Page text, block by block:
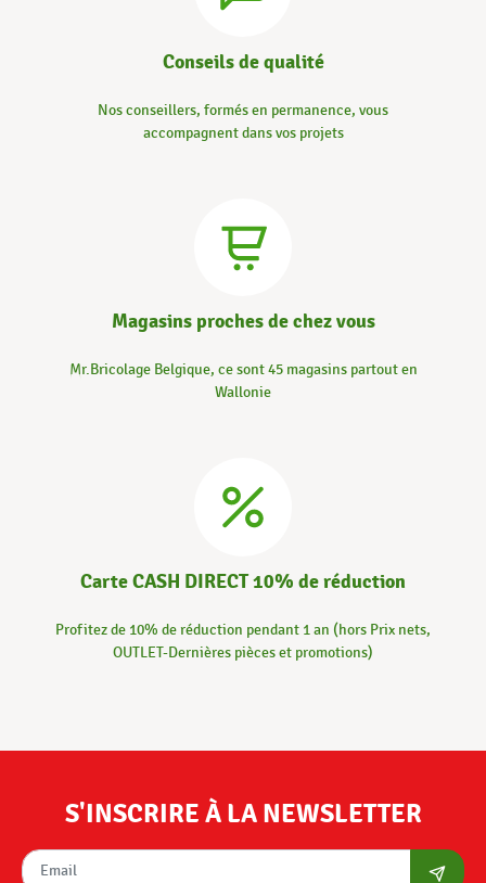
Conseils de qualité
Nos conseillers, formés en permanence, vous
accompagnent dans vos projets
Magasins proches de chez vous
Mr.Bricolage Belgique, ce sont 45 magasins partout en
Wallonie
Carte CASH DIRECT 10% de réduction
Profitez de 10% de réduction pendant 1 an (hors Prix nets,
OUTLET-Dernières pièces et promotions)
S'INSCRIRE À LA NEWSLETTER